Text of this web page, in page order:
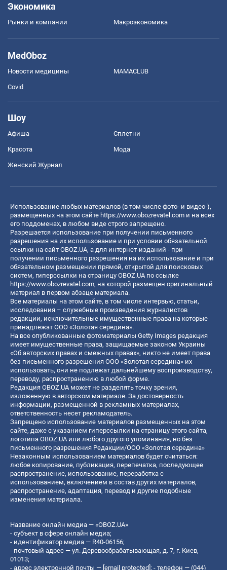
Экономика
Рынки и компании Mакроэкономика
MedOboz
Новости медицины MAMACLUB
Covid
Шоу
Афиша Сплетни
Красота Мода
Женский Журнал
Использование любых материалов (в том числе фото- и видео-),
размещенных на этом сайте https://www.obozrevatel.com и на всех
его поддоменах, в любом виде строго запрещено.
Разрешается использование при получении письменного
разрешения на их использование и при условии обязательной
ссылки на сайт OBOZ.UA, а для интернет-изданий - при
получении письменного разрешения на их использование и при
обязательном размещении прямой, открытой для поисковых
систем, гиперссылки на страницу OBOZ.UA по ссылке
https://www.obozrevatel.com, на которой размещен оригинальный
материал в первом абзаце материала.
Все материалы на этом сайте, в том числе интервью, статьи,
исследования – служебные произведения журналистов
редакции, исключительные имущественные права на которые
принадлежат ООО «Золотая середина».
На все опубликованные фотоматериалы Getty Images редакция
имеет имущественные права, защищаемые законом Украины
«Об авторских правах и смежных правах», никто не имеет права
без письменного разрешения ООО «Золотая середина» их
использовать, они не подлежат дальнейшему воспроизводству,
переводу, распространению в любой форме.
Редакция OBOZ.UA может не разделять точку зрения,
изложенную в авторском материале. За достоверность
информации, размещенной в рекламных материалах,
ответственность несет рекламодатель.
Запрещено использование материалов размещенных на этом
сайте, даже с указанием гиперссылки на страницу этого сайта,
логотипа OBOZ.UA или любого другого упоминания, но без
письменного разрешения Редакции/ООО «Золотая середина»
Незаконным использованием материалов будет считаться:
любое копирование, публикация, перепечатка, последующее
распространение, использование, переработка с
использованием, включением в состав других материалов,
распространение, адаптация, перевод и другие подобные
изменения материала.
Название онлайн медиа — «OBOZ.UA»
- субъект в сфере онлайн медиа;
- идентификатор медиа — R40-06156;
- почтовый адрес — ул. Деревообрабатывающая, д. 7, г. Киев,
01013;
- адрес электронной почты — [email protected]; - телефон — (044)